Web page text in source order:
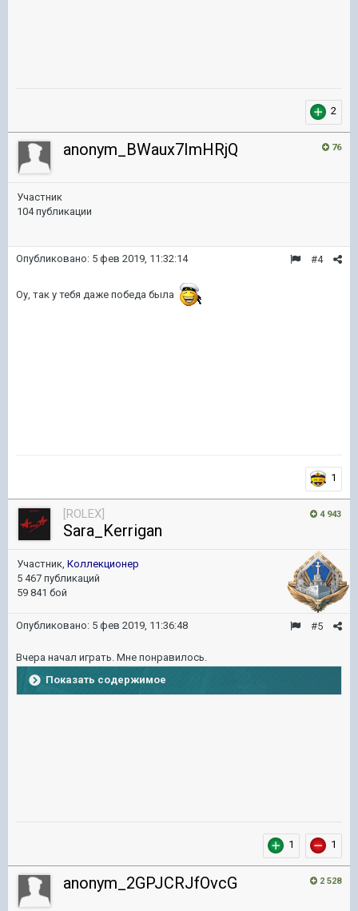
2
76
anonym_BWaux7ImHRjQ
Участник
104 публикации
#4
Опубликовано: 5 фев 2019, 11:32:14
Оу, так у тебя даже победа была
1
4 943
[ROLEX]
Sara_Kerrigan
Участник, Коллекционер
5 467 публикаций
59 841 бой
#5
Опубликовано: 5 фев 2019, 11:36:48
Вчера начал играть. Мне понравилось.
Показать содержимое
1 1
2 528
anonym_2GPJCRJfOvcG